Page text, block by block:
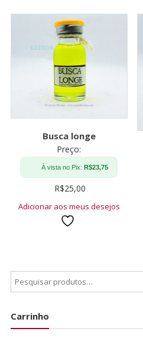
Busca longe
Preço:
À vista no Pix: R$23,75
R$25,00
Adicionar aos meus desejos
Carrinho